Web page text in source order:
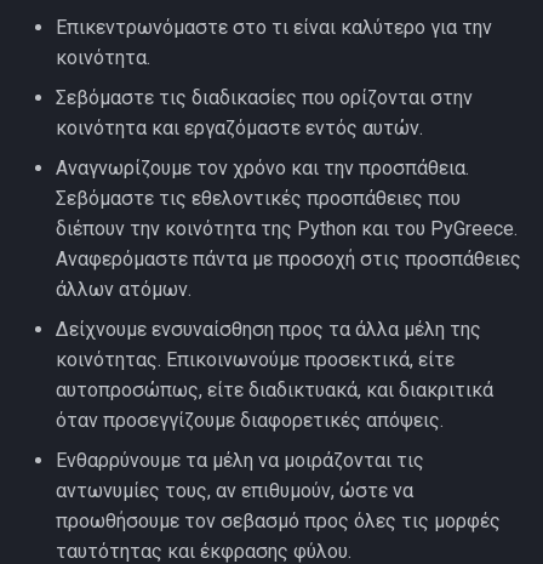
Επικεντρωνόμαστε στο τι είναι καλύτερο για την
κοινότητα.
Σεβόμαστε τις διαδικασίες που ορίζονται στην
κοινότητα και εργαζόμαστε εντός αυτών.
Αναγνωρίζουμε τον χρόνο και την προσπάθεια.
Σεβόμαστε τις εθελοντικές προσπάθειες που
διέπουν την κοινότητα της Python και του PyGreece.
Aναφερόμαστε πάντα με προσοχή στις προσπάθειες
άλλων ατόμων.
Δείχνουμε ενσυναίσθηση προς τα άλλα μέλη της
κοινότητας. Επικοινωνούμε προσεκτικά, είτε
αυτοπροσώπως, είτε διαδικτυακά, και διακριτικά
όταν προσεγγίζουμε διαφορετικές απόψεις.
Ενθαρρύνουμε τα μέλη να μοιράζονται τις
αντωνυμίες τους, αν επιθυμούν, ώστε να
προωθήσουμε τον σεβασμό προς όλες τις μορφές
ταυτότητας και έκφρασης φύλου.